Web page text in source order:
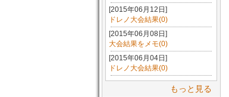
[2015年06月12日]
ドレノ大会結果(0)
[2015年06月08日]
大会結果をメモ(0)
[2015年06月04日]
ドレノ大会結果(0)
もっと見る